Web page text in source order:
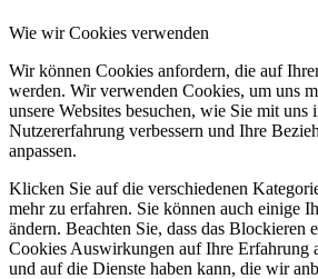
Wie wir Cookies verwenden
Wir können Cookies anfordern, die auf
werden. Wir verwenden Cookies, um uns
unsere Websites besuchen, wie Sie mit uns
Nutzererfahrung verbessern und Ihre
anpassen.
Klicken Sie auf die verschiedenen
mehr zu erfahren. Sie können auch einige
ändern. Beachten Sie, dass das Blockieren
Cookies Auswirkungen auf Ihre Erfahrung
und auf die Dienste haben kann, die wir